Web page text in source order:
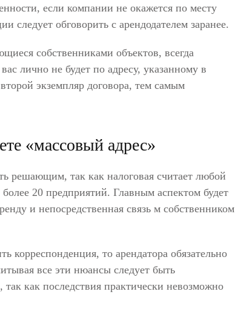
если компании не окажется по месту
следует обговорить с арендодателем заранее.
собственниками объектов, всегда
лично не будет по адресу, указанному в
экземпляр договора, тем самым
«массовый адрес»
решающим, так как налоговая считает любой
20 предприятий. Главным аспектом будет
и непосредственная связь м собственником
корреспонденция, то арендатора обязательно
все эти нюансы следует быть
как последствия практически невозможно